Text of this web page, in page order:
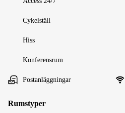
Cykelställ
Hiss
Konferensrum
Postanläggningar
Rumstyper